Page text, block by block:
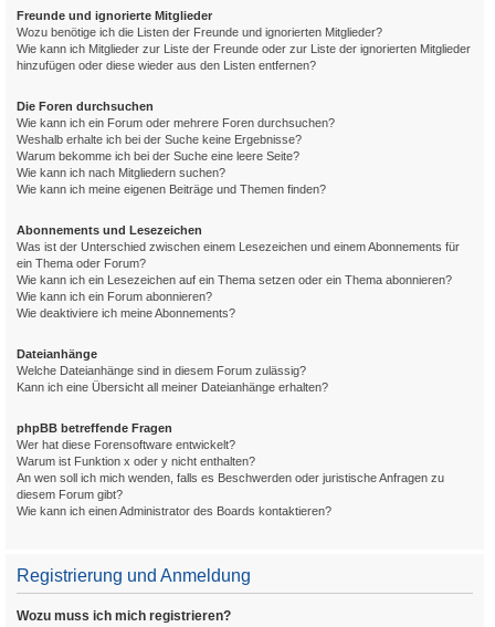
Freunde und ignorierte Mitglieder
Wozu benötige ich die Listen der Freunde und ignorierten Mitglieder?
Wie kann ich Mitglieder zur Liste der Freunde oder zur Liste der ignorierten Mitglieder
hinzufügen oder diese wieder aus den Listen entfernen?
Die Foren durchsuchen
Wie kann ich ein Forum oder mehrere Foren durchsuchen?
Weshalb erhalte ich bei der Suche keine Ergebnisse?
Warum bekomme ich bei der Suche eine leere Seite?
Wie kann ich nach Mitgliedern suchen?
Wie kann ich meine eigenen Beiträge und Themen finden?
Abonnements und Lesezeichen
Was ist der Unterschied zwischen einem Lesezeichen und einem Abonnements für
ein Thema oder Forum?
Wie kann ich ein Lesezeichen auf ein Thema setzen oder ein Thema abonnieren?
Wie kann ich ein Forum abonnieren?
Wie deaktiviere ich meine Abonnements?
Dateianhänge
Welche Dateianhänge sind in diesem Forum zulässig?
Kann ich eine Übersicht all meiner Dateianhänge erhalten?
phpBB betreffende Fragen
Wer hat diese Forensoftware entwickelt?
Warum ist Funktion x oder y nicht enthalten?
An wen soll ich mich wenden, falls es Beschwerden oder juristische Anfragen zu
diesem Forum gibt?
Wie kann ich einen Administrator des Boards kontaktieren?
Registrierung und Anmeldung
Wozu muss ich mich registrieren?